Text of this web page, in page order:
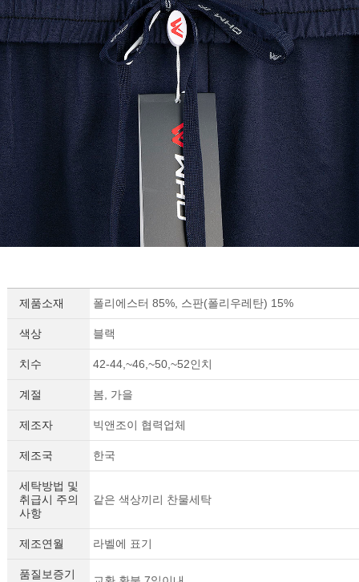
제품소재 폴리에스터 85%, 스판(폴리우레탄) 15%
색상 블랙
치수 42-44,~46,~50,~52인치
계절 봄, 가을
제조자 빅앤조이 협력업체
제조국 한국
세탁방법 및
취급시 주의
사항
같은 색상끼리 찬물세탁
제조연월 라벨에 표기
품질보증기